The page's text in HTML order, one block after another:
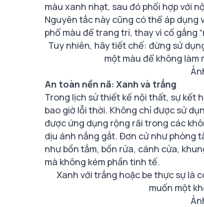
màu xanh nhạt, sau đó phối hợp với
Nguyên tắc này cũng có thể áp dụng
phổ màu để trang trí, thay vì cố gắng
Tuy nhiên, hãy tiết chế: đừng sử
một màu để không làm
An toàn nền nã: Xanh và trắng
Trong lịch sử thiết kế nội thất, sự kết
bao giờ lỗi thời. Không chỉ được sử
được ứng dụng rộng rãi trong các
dịu ánh nắng gắt. Đơn cử như phòng
như bồn tắm, bồn rửa, cánh cửa,
mà không kém phần tinh tế.
Xanh với trắng hoặc be thực sự là
muốn một